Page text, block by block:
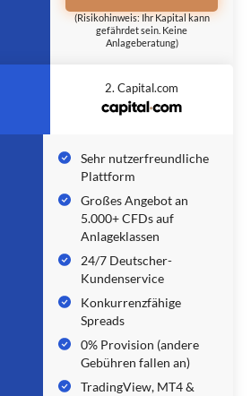
(Risikohinweis: Ihr Kapital kann
gefährdet sein. Keine
Anlageberatung)
2. Capital.com
Sehr nutzerfreundliche
Plattform
Großes Angebot an
5.000+ CFDs auf
Anlageklassen
24/7 Deutscher-
Kundenservice
Konkurrenzfähige
Spreads
0% Provision (andere
Gebühren fallen an)
TradingView, MT4 &